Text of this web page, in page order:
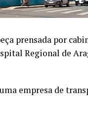
prensada por
Regional de
empresa de